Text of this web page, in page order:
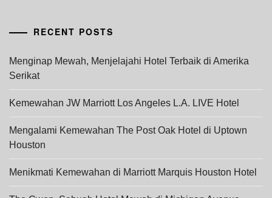
RECENT POSTS
Menginap Mewah, Menjelajahi Hotel Terbaik di Amerika
Serikat
Kemewahan JW Marriott Los Angeles L.A. LIVE Hotel
Mengalami Kemewahan The Post Oak Hotel di Uptown
Houston
Menikmati Kemewahan di Marriott Marquis Houston Hotel